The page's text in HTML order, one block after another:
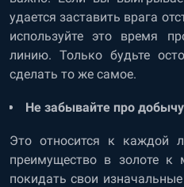
удается заставить врага
используйте это время
линию. Только будьте
сделать то же самое.
Не забывайте про
Это относится к каждой
преимущество в золоте к
покидать свои